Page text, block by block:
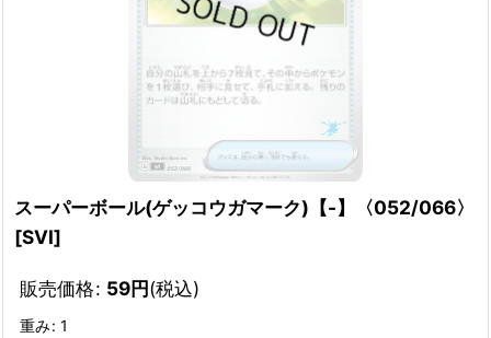
スーパーボール(ゲッコウガマーク)【-】〈052/066〉
[SVI]
販売価格: 59円(税込)
重み: 1